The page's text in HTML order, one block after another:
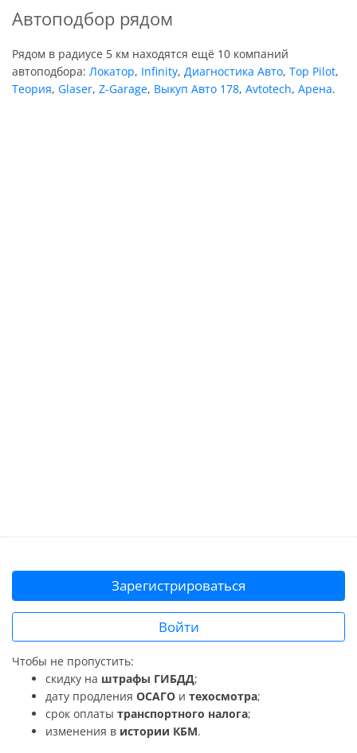
Автоподбор рядом
Рядом в радиусе 5 км находятся ещё 10 компаний
автоподбора: Локатор, Infinity, Диагностика Авто, Top Pilot,
Теория, Glaser, Z-Garage, Выкуп Авто 178, Avtotech, Арена.
Зарегистрироваться
Войти
Чтобы не пропустить:
скидку на штрафы ГИБДД;
дату продления ОСАГО и техосмотра;
срок оплаты транспортного налога;
изменения в истории КБМ.